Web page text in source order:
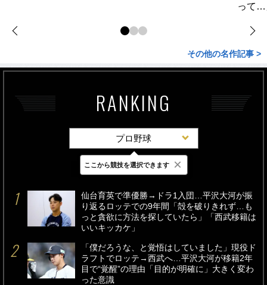
って…
その他の名作記事 >
RANKING
プロ野球
最新 24時間 週間
仙台育英で準優勝→ドラ1入団…平沢大河が振
り返るロッテでの9年間「殻を破りきれず…も
っと貪欲に方法を探していたら」「西武移籍は
いいキッカケ」
「僕だろうな、と覚悟はしていました」現役ド
ラフトでロッテ→西武へ…平沢大河が移籍2年
目で“覚醒”の理由「目的が明確に」大きく変わ
った意識
ここから競技を選択できます ×